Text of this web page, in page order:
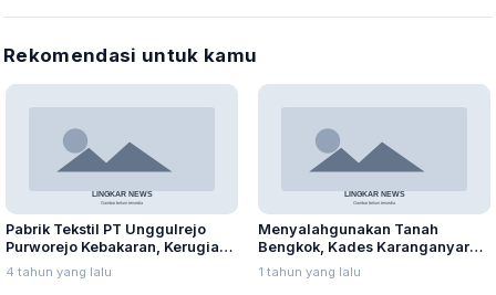
Rekomendasi untuk kamu
Pabrik Tekstil PT Unggulrejo
Purworejo Kebakaran, Kerugian
Capai Puluhan Juta Rupiah
4 tahun yang lalu
Menyalahgunakan Tanah
Bengkok, Kades Karanganyar
Ditangkap Kejari
1 tahun yang lalu